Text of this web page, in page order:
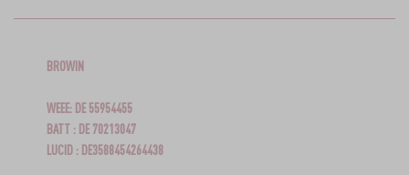
BROWIN
WEEE: DE 55954455
BATT : DE 70213047
LUCID : DE3588454264438